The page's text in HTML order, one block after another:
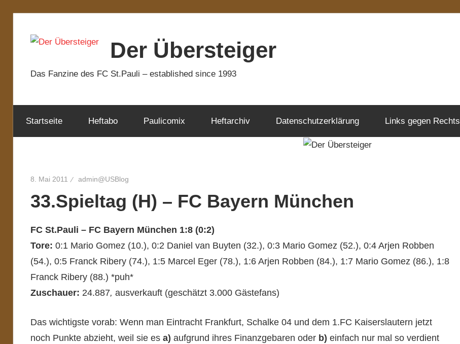
Inhalt
Der Übersteiger
Das Fanzine des FC St.Pauli – established since 1993
Startseite Heftabo Paulicomix Heftarchiv Datenschutzerklärung Links gegen Rechts
8. Mai 2011 admin@USBlog
33.Spieltag (H) – FC Bayern München
FC St.Pauli – FC Bayern München 1:8 (0:2)
Tore: 0:1 Mario Gomez (10.), 0:2 Daniel van Buyten (32.), 0:3 Mario Gomez (52.), 0:4 Arjen Robben
(54.), 0:5 Franck Ribery (74.), 1:5 Marcel Eger (78.), 1:6 Arjen Robben (84.), 1:7 Mario Gomez (86.), 1:8
Franck Ribery (88.) *puh*
Zuschauer: 24.887, ausverkauft (geschätzt 3.000 Gästefans)
Das wichtigste vorab: Wenn man Eintracht Frankfurt, Schalke 04 und dem 1.FC Kaiserslautern jetzt
noch Punkte abzieht, weil sie es a) aufgrund ihres Finanzgebaren oder b) einfach nur mal so verdient